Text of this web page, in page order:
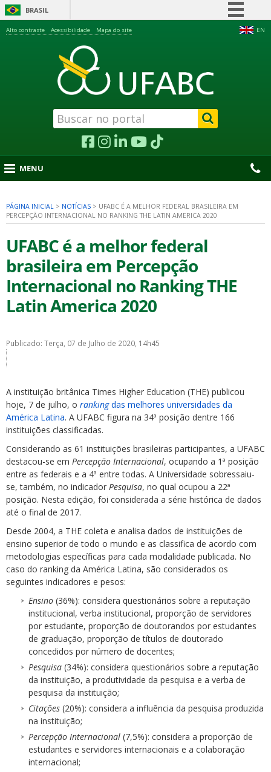
BRASIL
Acesso à informação
Legislação
Canais
EN
Alto contraste Acessibilidade Mapa do site
MENU
PÁGINA INICIAL > NOTÍCIAS > UFABC É A MELHOR FEDERAL BRASILEIRA EM
PERCEPÇÃO INTERNACIONAL NO RANKING THE LATIN AMERICA 2020
UFABC é a melhor federal
brasileira em Percepção
Internacional no Ranking THE
Latin America 2020
Publicado: Terça, 07 de Julho de 2020, 14h45
A instituição britânica Times Higher Education (THE) publicou
hoje, 7 de julho, o rankingdas melhores universidades da
América Latina. A UFABC figura na 34ª posição dentre 166
instituições classificadas.
Considerando as 61 instituições brasileiras participantes, a UFABC
destacou-se em Percepção Internacional, ocupando a 1ª posição
entre as federais e a 4ª entre todas. A Universidade sobressaiu-
se, também, no indicador Pesquisa, no qual ocupou a 22ª
posição. Nesta edição, foi considerada a série histórica de dados
até o final de 2017.
Desde 2004, a THE coleta e analisa dados de instituições de
ensino superior de todo o mundo e as classifica de acordo com
metodologias específicas para cada modalidade publicada. No
caso do ranking da América Latina, são considerados os
seguintes indicadores e pesos:
Ensino (36%): considera questionários sobre a reputação
institucional, verba institucional, proporção de servidores
por estudante, proporção de doutorandos por estudantes
de graduação, proporção de títulos de doutorado
concedidos por número de docentes;
Pesquisa (34%): considera questionários sobre a reputação
da instituição, a produtividade da pesquisa e a verba de
pesquisa da instituição;
Citações (20%): considera a influência da pesquisa produzida
na instituição;
Percepção Internacional (7,5%): considera a proporção de
estudantes e servidores internacionais e a colaboração
internacional;